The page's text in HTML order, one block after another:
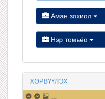
Аман зохиол
Нэр томьёо
ХӨРВҮҮЛЭХ